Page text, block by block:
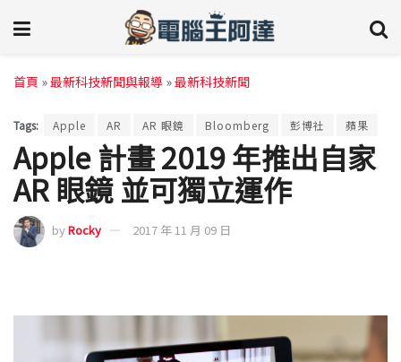
首頁 »最新科技新聞與報導 »最新科技新聞
Tags: Apple AR AR 眼鏡 Bloomberg 彭博社 蘋果
Apple 計畫 2019 年推出自家
AR 眼鏡 並可獨立運作
byRocky 2017 年 11 月 09 日